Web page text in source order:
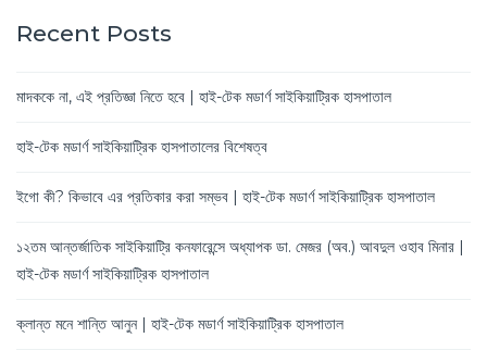
Recent Posts
মাদককে না, এই প্রতিজ্ঞা নিতে হবে | হাই-টেক মডার্ণ সাইকিয়াট্রিক হাসপাতাল
হাই-টেক মডার্ণ সাইকিয়াট্রিক হাসপাতালের বিশেষত্ব
ইগো কী? কিভাবে এর প্রতিকার করা সম্ভব | হাই-টেক মডার্ণ সাইকিয়াট্রিক হাসপাতাল
১২তম আন্তর্জাতিক সাইকিয়াট্রি কনফারেন্সে অধ্যাপক ডা. মেজর (অব.) আবদুল ওহাব মিনার |
হাই-টেক মডার্ণ সাইকিয়াট্রিক হাসপাতাল
ক্লান্ত মনে শান্তি আনুন | হাই-টেক মডার্ণ সাইকিয়াট্রিক হাসপাতাল